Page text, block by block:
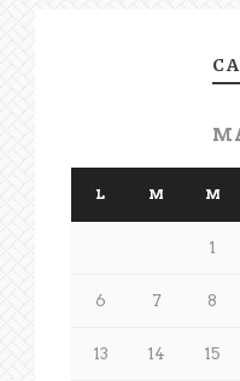
L M M
1
6 7 8
13 14 15